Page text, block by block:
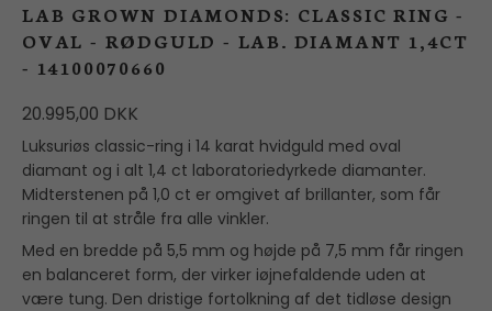
LAB GROWN DIAMONDS: CLASSIC RING -
OVAL - RØDGULD - LAB. DIAMANT 1,4CT
- 14100070660
20.995,00 DKK
Luksuriøs classic-ring i 14 karat hvidguld med oval
diamant og i alt 1,4 ct laboratoriedyrkede diamanter.
Midterstenen på 1,0 ct er omgivet af brillanter, som får
ringen til at stråle fra alle vinkler.
Med en bredde på 5,5 mm og højde på 7,5 mm får ringen
en balanceret form, der virker iøjnefaldende uden at
være tung. Den dristige fortolkning af det tidløse design